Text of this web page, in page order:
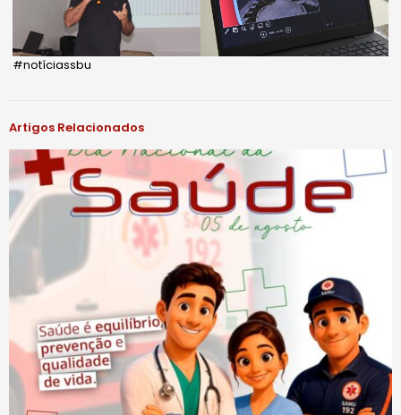
#notíciassbu
Artigos Relacionados